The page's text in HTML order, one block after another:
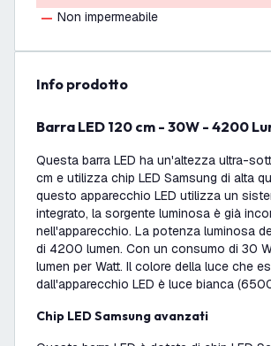
Non impermeabile
info prodotto
Barra LED 120 cm - 30W - 4200
Questa barra LED ha un'altezza ultra-
cm e utilizza chip LED Samsung di alta
questo apparecchio LED utilizza un
integrato, la sorgente luminosa è già
nell'apparecchio. La potenza luminosa
di 4200 lumen. Con un consumo di 30
lumen per Watt. Il colore della luce che
dall'apparecchio LED è luce bianca
Chip LED Samsung avanzati